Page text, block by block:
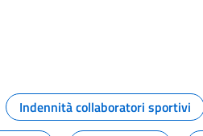
per lo sport
Indennità collaboratori sportivi